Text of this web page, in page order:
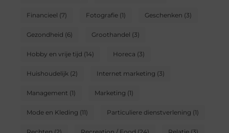
Financieel (7) Fotografie(1) Geschenken (3)
Gezondheid (6) Groothandel (3)
Hobby en vrije tijd (14) Horeca (3)
Huishoudelijk (2) Internet marketing (3)
Management (1) Marketing (1)
Mode en Kleding (11) Particuliere dienstverlening (1)